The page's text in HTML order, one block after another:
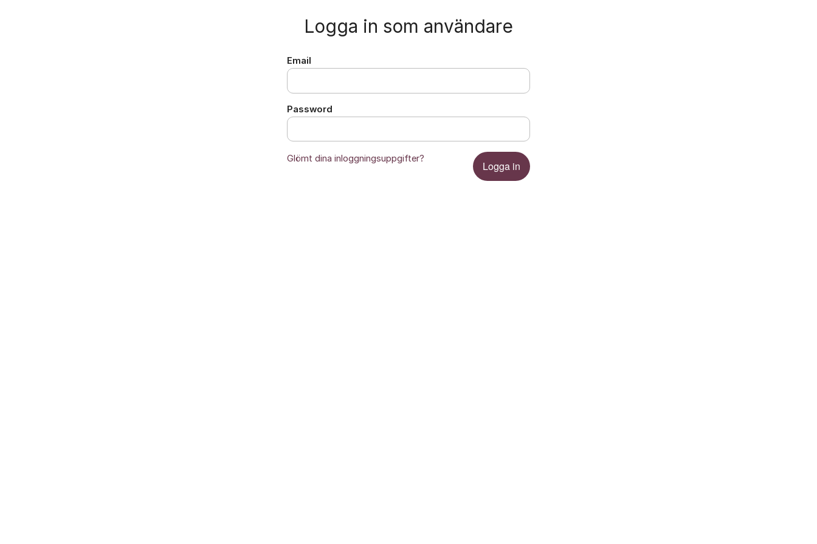
Logga in som användare
Email
Password
Logga in
Glömt dina inloggningsuppgifter?